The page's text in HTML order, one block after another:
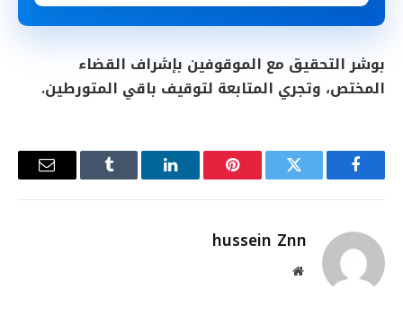
بوشر التحقيق مع الموقوفين بإشراف القضاء
المختص، وتجري المتابعة لتوقيف باقي المتورطين.
فيسبوك تويتر بينتيريستلينكدإن Tumblr
البريد
hussein Znn
موقع